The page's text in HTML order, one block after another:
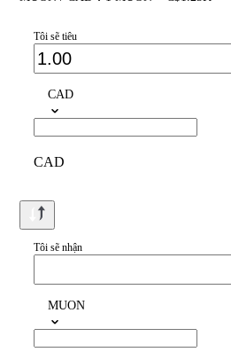
Tôi sẽ tiêu
CAD
CAD
Tôi sẽ nhận
MUON